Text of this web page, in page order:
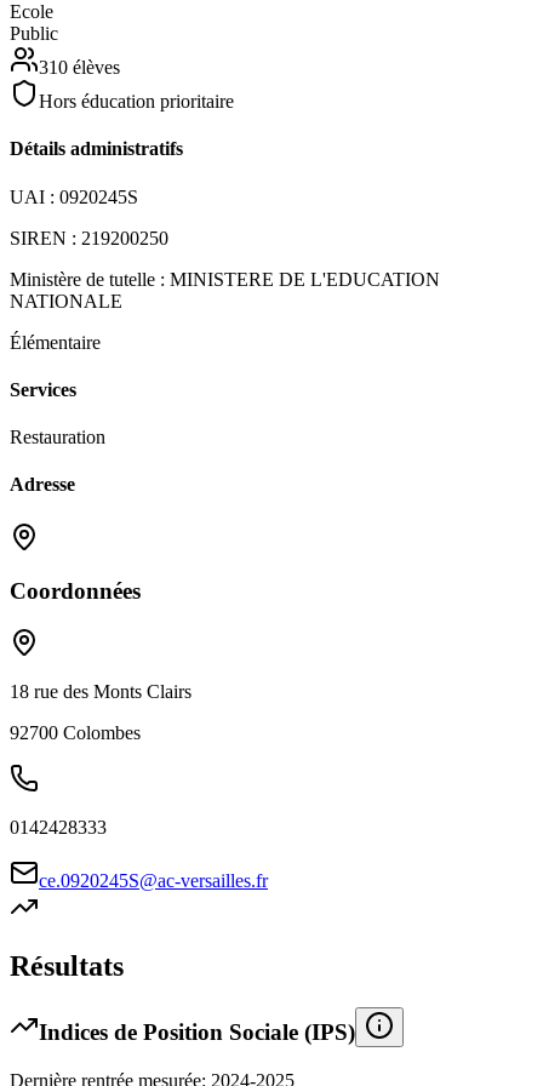
Ecole
Public
310 élèves
Hors éducation prioritaire
Détails administratifs
UAI : 0920245S
SIREN : 219200250
Ministère de tutelle : MINISTERE DE L'EDUCATION
NATIONALE
Élémentaire
Services
Restauration
Adresse
Coordonnées
18 rue des Monts Clairs
92700 Colombes
0142428333
ce.0920245S@ac-versailles.fr
Résultats
Indices de Position Sociale (IPS)
Dernière rentrée mesurée: 2024-2025